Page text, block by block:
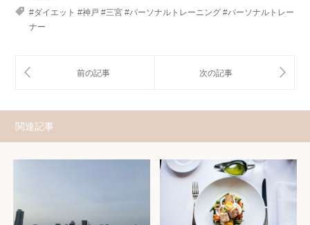
#ダイエット #神戸 #三宮 #パーソナルトレーニング #パーソナルトレー
ナー
関連記事